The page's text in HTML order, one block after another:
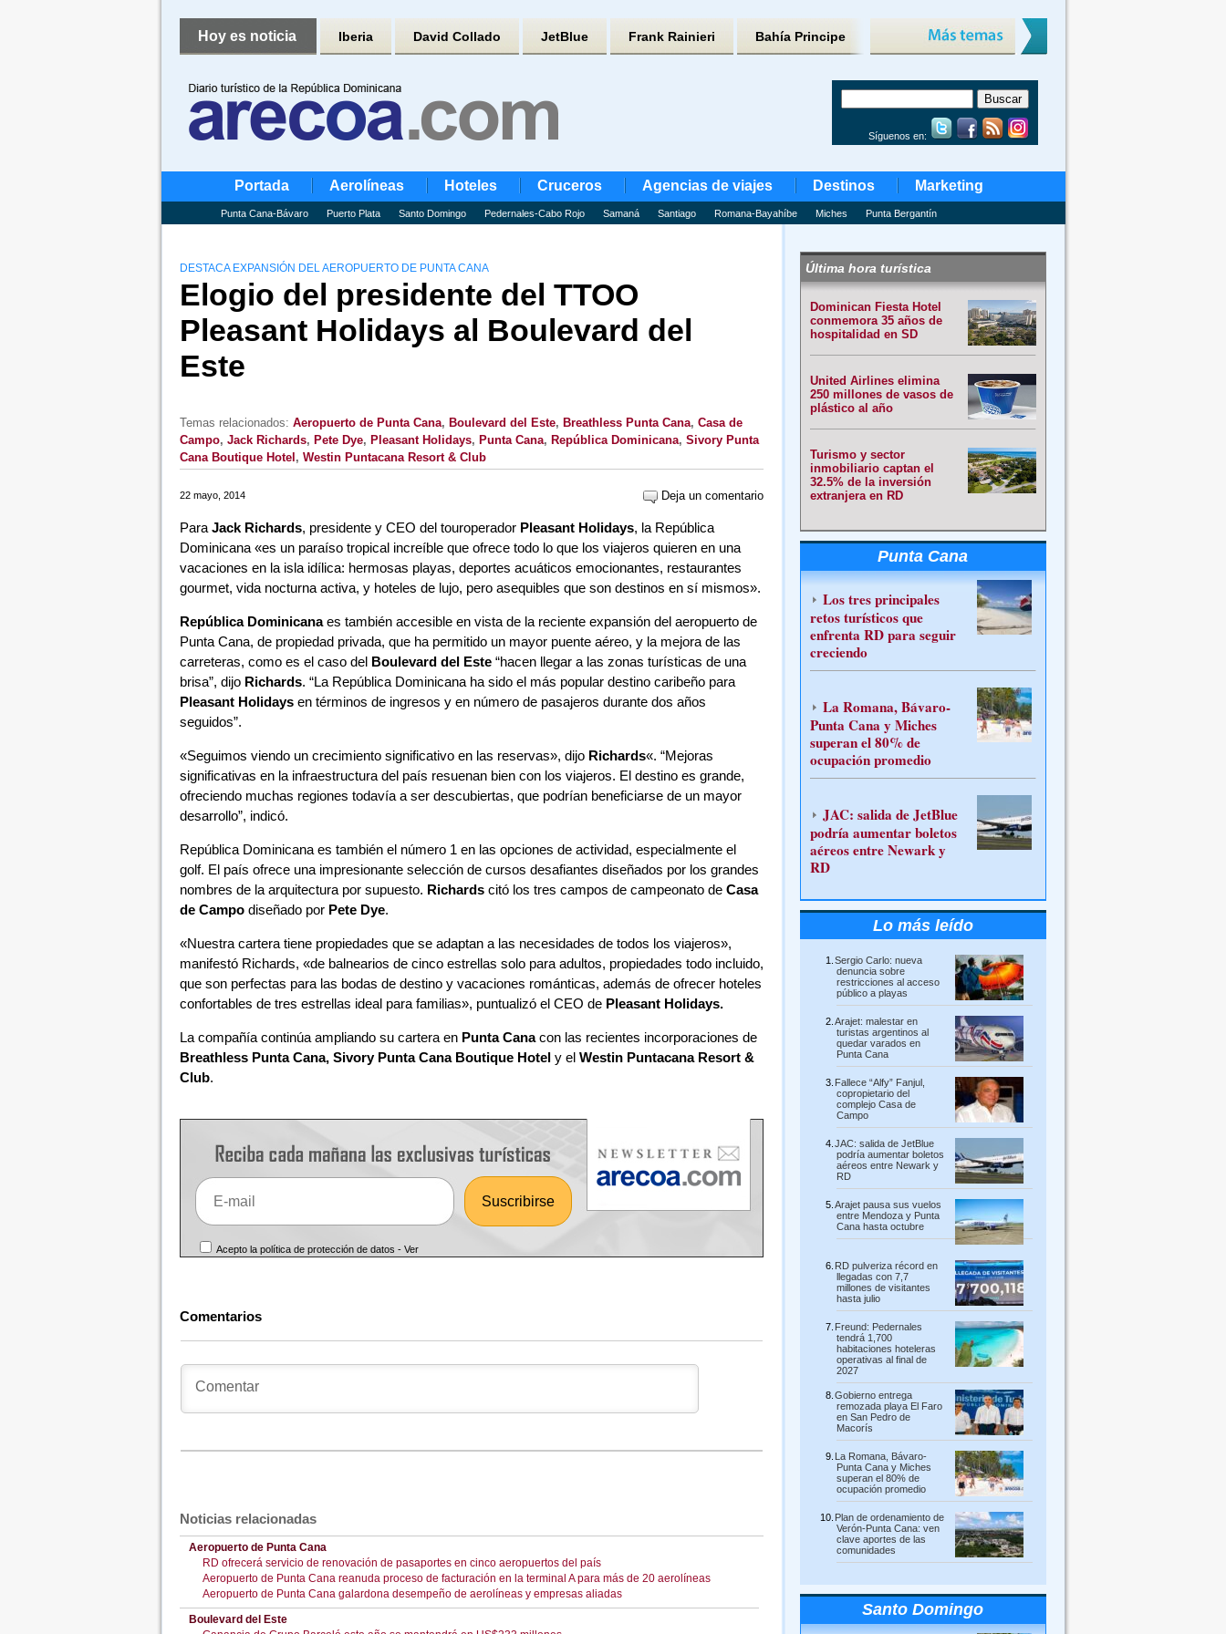
Hoy es noticia Iberia David Collado JetBlue Frank Rainieri Bahía Principe
Síguenos en:
Portada Aerolíneas Hoteles Cruceros Agencias de viajes Destinos Marketing
Punta Cana-Bávaro Puerto Plata Santo Domingo Pedernales-Cabo Rojo Samaná Santiago Romana-Bayahíbe Miches Punta Bergantín
DESTACA EXPANSIÓN DEL AEROPUERTO DE PUNTA CANA
Elogio del presidente del TTOO
Pleasant Holidays al Boulevard del
Este
Temas relacionados: Aeropuerto de Punta Cana, Boulevard del Este, Breathless Punta Cana, Casa de
Campo, Jack Richards, Pete Dye, Pleasant Holidays, Punta Cana, República Dominicana, Sivory Punta
Cana Boutique Hotel , Westin Puntacana Resort & Club
22 mayo, 2014 Deja un comentario
Para Jack Richards, presidente y CEO del touroperador Pleasant Holidays, la República
Dominicana «es un paraíso tropical increíble que ofrece todo lo que los viajeros quieren en una
vacaciones en la isla idílica: hermosas playas, deportes acuáticos emocionantes, restaurantes
gourmet, vida nocturna activa, y hoteles de lujo, pero asequibles que son destinos en sí mismos».
República Dominicanaes también accesible en vista de la reciente expansión del aeropuerto de
Punta Cana, de propiedad privada, que ha permitido un mayor puente aéreo, y la mejora de las
carreteras, como es el caso del Boulevard del Este“hacen llegar a las zonas turísticas de una
brisa”, dijo Richards. “La República Dominicana ha sido el más popular destino caribeño para
Pleasant Holidaysen términos de ingresos y en número de pasajeros durante dos años
seguidos”.
«Seguimos viendo un crecimiento significativo en las reservas», dijo Richards«. “Mejoras
significativas en la infraestructura del país resuenan bien con los viajeros. El destino es grande,
ofreciendo muchas regiones todavía a ser descubiertas, que podrían beneficiarse de un mayor
desarrollo”, indicó.
República Dominicana es también el número 1 en las opciones de actividad, especialmente el
golf. El país ofrece una impresionante selección de cursos desafiantes diseñados por los grandes
nombres de la arquitectura por supuesto. Richardscitó los tres campos de campeonato de Casa
de Campodiseñado por Pete Dye.
«Nuestra cartera tiene propiedades que se adaptan a las necesidades de todos los viajeros»,
manifestó Richards, «de balnearios de cinco estrellas solo para adultos, propiedades todo incluido,
que son perfectas para las bodas de destino y vacaciones románticas, además de ofrecer hoteles
confortables de tres estrellas ideal para familias», puntualizó el CEO de Pleasant Holidays.
La compañía continúa ampliando su cartera en Punta Canacon las recientes incorporaciones de
Breathless Punta Cana, Sivory Punta Cana Boutique Hotely el Westin Puntacana Resort &
Club.
Acepto la política de protección de datos -Ver
Comentarios
Noticias relacionadas
Aeropuerto de Punta Cana
RD ofrecerá servicio de renovación de pasaportes en cinco aeropuertos del país
Aeropuerto de Punta Cana reanuda proceso de facturación en la terminal A para más de 20 aerolíneas
Aeropuerto de Punta Cana galardona desempeño de aerolíneas y empresas aliadas
Boulevard del Este
Última hora turística
Dominican Fiesta Hotel
conmemora 35 años de
hospitalidad en SD
United Airlines elimina
250 millones de vasos de
plástico al año
Turismo y sector
inmobiliario captan el
32.5% de la inversión
extranjera en RD
Punta Cana
Los tres principales
retos turísticos que
enfrenta RD para seguir
creciendo
La Romana, Bávaro-
Punta Cana y Miches
superan el 80% de
ocupación promedio
JAC: salida de JetBlue
podría aumentar boletos
aéreos entre Newark y
RD
Lo más leído
Sergio Carlo: nueva
denuncia sobre
restricciones al acceso
público a playas
Arajet: malestar en
turistas argentinos al
quedar varados en
Punta Cana
Fallece “Alfy” Fanjul,
copropietario del
complejo Casa de
Campo
JAC: salida de JetBlue
podría aumentar boletos
aéreos entre Newark y
RD
Arajet pausa sus vuelos
entre Mendoza y Punta
Cana hasta octubre
RD pulveriza récord en
llegadas con 7,7
millones de visitantes
hasta julio
Freund: Pedernales
tendrá 1,700
habitaciones hoteleras
operativas al final de
2027
Gobierno entrega
remozada playa El Faro
en San Pedro de
Macorís
La Romana, Bávaro-
Punta Cana y Miches
superan el 80% de
ocupación promedio
Plan de ordenamiento de
Verón-Punta Cana: ven
clave aportes de las
comunidades
Santo Domingo